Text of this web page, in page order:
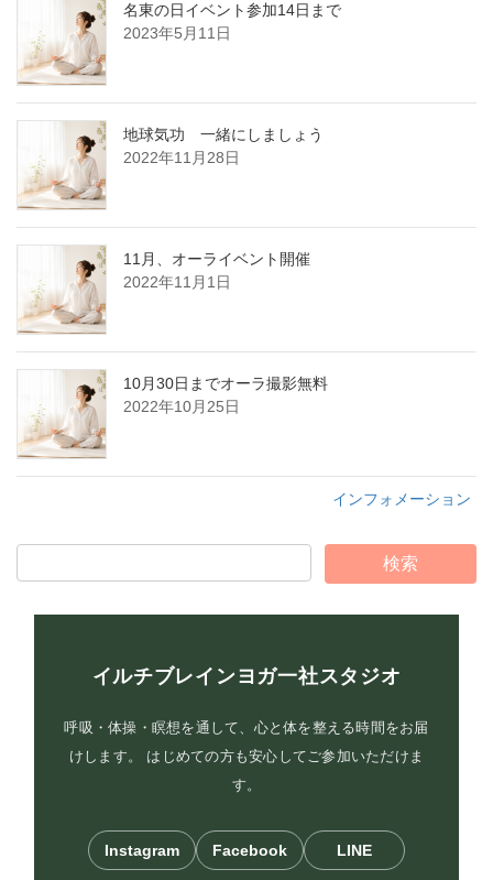
名東の日イベント参加14日まで
2023年5月11日
地球気功 一緒にしましょう
2022年11月28日
11月、オーライベント開催
2022年11月1日
10月30日までオーラ撮影無料
2022年10月25日
インフォメーション
イルチブレインヨガ一社スタジオ
呼吸・体操・瞑想を通して、心と体を整える時間をお届
けします。 はじめての方も安心してご参加いただけま
す。
Instagram Facebook LINE